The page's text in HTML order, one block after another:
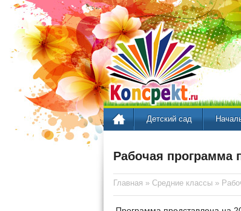
Детский сад
Рабочая программа
Главная » Средние классы »